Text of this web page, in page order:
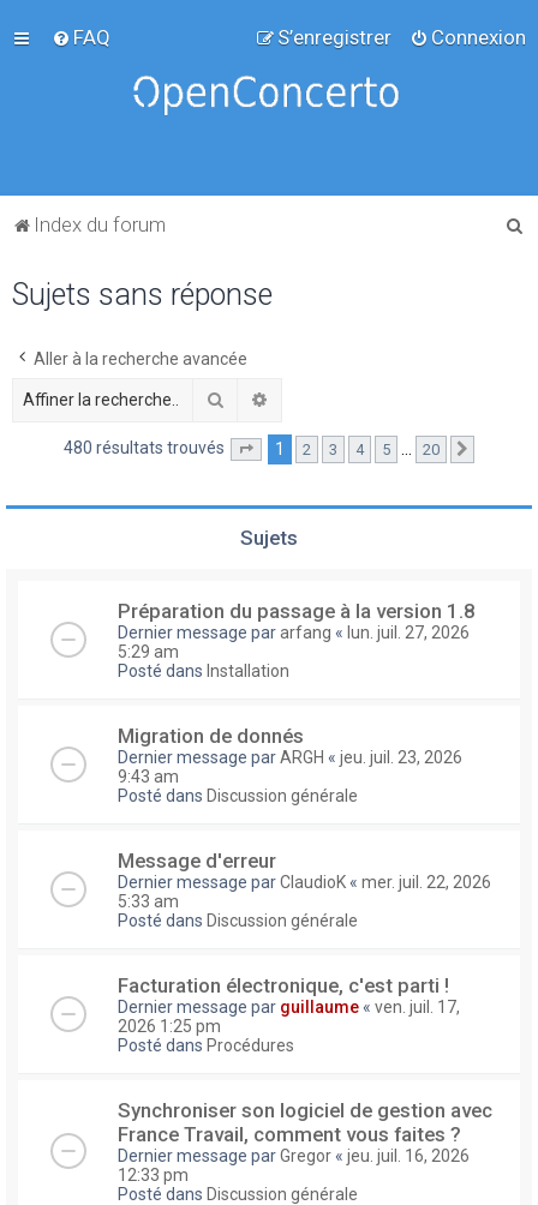
FAQ Connexion
S’enregistrer
Index du forum
Sujets sans réponse
Aller à la recherche avancée
Rechercher
480 résultats trouvés Page sur20
1 2 3 4 5 … 20
Sujets
Préparation du passage à la version 1.8
Dernier message pararfang « lun. juil. 27, 2026
5:29 am
Posté dans Installation
Migration de donnés
Dernier message parARGH « jeu. juil. 23, 2026
9:43 am
Posté dans Discussion générale
Message d'erreur
Dernier message parClaudioK « mer. juil. 22, 2026
5:33 am
Posté dans Discussion générale
Facturation électronique, c'est parti !
Dernier message par guillaume « ven. juil. 17,
2026 1:25 pm
Posté dans Procédures
Synchroniser son logiciel de gestion avec
France Travail, comment vous faites ?
Dernier message parGregor « jeu. juil. 16, 2026
12:33 pm
Posté dans Discussion générale